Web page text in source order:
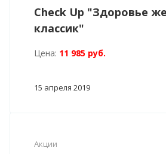
Check Up "Здоровье
классик"
Цена: 11 985 руб.
15 апреля 2019
Акции